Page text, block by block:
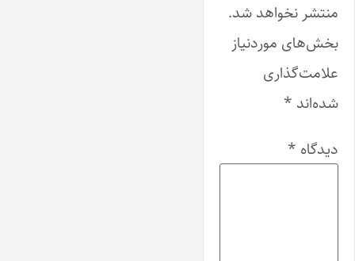
منتشر نخواهد شد.
بخش‌های موردنیاز
علامت‌گذاری
شده‌اند *
دیدگاه *